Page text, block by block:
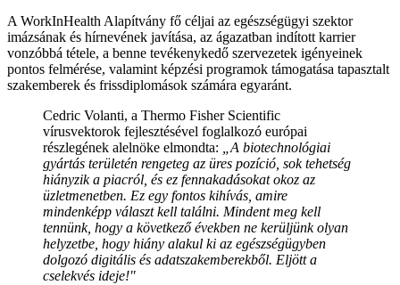
A WorkInHealth Alapítvány fő céljai az egészségügyi szektor
imázsának és hírnevének javítása, az ágazatban indított karrier
vonzóbbá tétele, a benne tevékenykedő szervezetek igényeinek
pontos felmérése, valamint képzési programok támogatása tapasztalt
szakemberek és frissdiplomások számára egyaránt.
Cedric Volanti, a Thermo Fisher Scientific
vírusvektorok fejlesztésével foglalkozó európai
részlegének alelnöke elmondta:
„A biotechnológiai
gyártás területén rengeteg az üres pozíció, sok tehetség
hiányzik a piacról, és ez fennakadásokat okoz az
üzletmenetben. Ez egy fontos kihívás, amire
mindenképp választ kell találni. Mindent meg kell
tennünk, hogy a következő években ne kerüljünk olyan
helyzetbe, hogy hiány alakul ki az egészségügyben
dolgozó digitális és adatszakemberekből. Eljött a
cselekvés ideje!"